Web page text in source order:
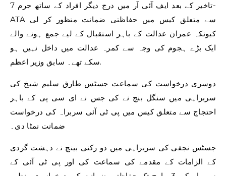
تاخیر کے بعد ایف آئی آر میں درج دیگر افراد کے ساتھ جرم 7-
ATA سے متعلق کیس میں حفاظتی ضمانت منظور کر لی
کیونکہ عمران عدالت کے باہر استقبال کے لیے جمع ہونے والے
ایک بڑے ہجوم کی وجہ سے کمرہ عدالت میں داخل نہیں ہو
سکے تھے۔ سابق وزیر اعظم.
دوسری درخواست کی سماعت جسٹس طارق سلیم شیخ کی
سربراہی میں سنگل بنچ نے کی جس نے ای سی پی کے باہر
احتجاج سے متعلق کیس میں پی ٹی آئی سربراہ کی درخواست
ضمانت نمٹا دی۔
جسٹس نجفی کی سربراہی میں دو رکنی بینچ نے دہشت گردی
کے الزامات کے مقدمے کی سماعت کی اور پی ٹی آئی کے